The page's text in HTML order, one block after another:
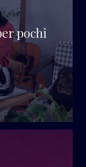
pochi